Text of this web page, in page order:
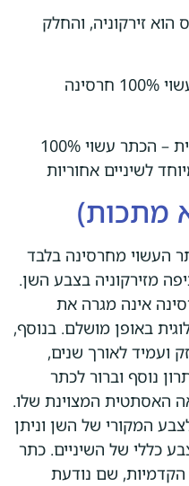
הוא זירקוניה, והחלק
*כתר חרסינה דחוסה – הכתר עשוי 100% חרסינה
*כתר זירקוניה טהורה / מונוליטית – הכתר עשוי 100%
לשיניים אחוריות
מתכות)
העשוי מחרסינה בלבד
מזירקוניה בצבע השן.
אינה מגרה את
באופן מושלם. בנוסף,
ועמיד לאורך שנים,
נוסף וברור לכתר
האסתטית המצוינת שלו.
המקורי של השן וניתן
כללי של השיניים. כתר
הקדמיות, שם נודעת